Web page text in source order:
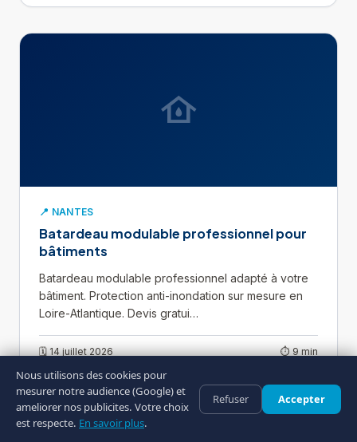
water_damage
📍 NANTES
Batardeau modulable professionnel pour
bâtiments
Batardeau modulable professionnel adapté à votre
bâtiment. Protection anti-inondation sur mesure en
Loire-Atlantique. Devis gratui…
🗓 14 juillet 2026 ⏱ 9 min
Lire l'articlearrow_forward
Nous utilisons des cookies pour
mesurer notre audience (Google) et
ameliorer nos publicites. Votre choix
est respecte. En savoir plus.
Refuser Accepter